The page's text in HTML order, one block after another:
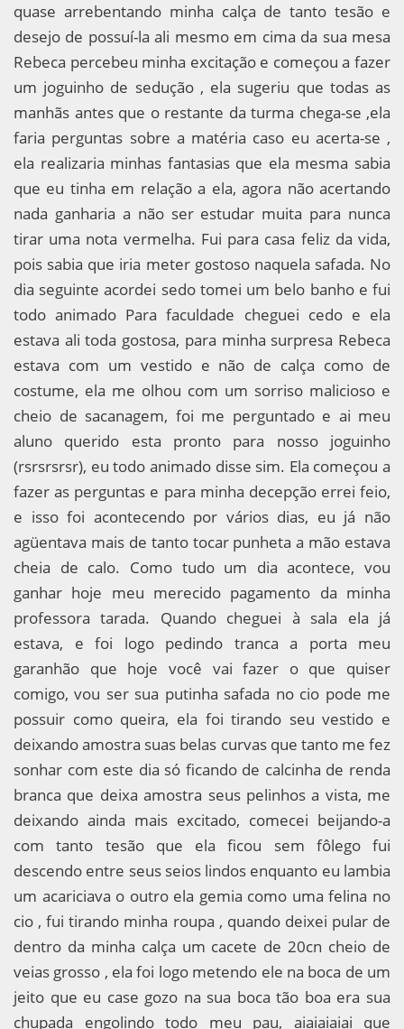
quase arrebentando minha calça de tanto tesão e
desejo de possuí-la ali mesmo em cima da sua mesa
Rebeca percebeu minha excitação e começou a fazer
um joguinho de sedução , ela sugeriu que todas as
manhãs antes que o restante da turma chega-se ,ela
faria perguntas sobre a matéria caso eu acerta-se ,
ela realizaria minhas fantasias que ela mesma sabia
que eu tinha em relação a ela, agora não acertando
nada ganharia a não ser estudar muita para nunca
tirar uma nota vermelha. Fui para casa feliz da vida,
pois sabia que iria meter gostoso naquela safada. No
dia seguinte acordei sedo tomei um belo banho e fui
todo animado Para faculdade cheguei cedo e ela
estava ali toda gostosa, para minha surpresa Rebeca
estava com um vestido e não de calça como de
costume, ela me olhou com um sorriso malicioso e
cheio de sacanagem, foi me perguntado e ai meu
aluno querido esta pronto para nosso joguinho
(rsrsrsrsr), eu todo animado disse sim. Ela começou a
fazer as perguntas e para minha decepção errei feio,
e isso foi acontecendo por vários dias, eu já não
agüentava mais de tanto tocar punheta a mão estava
cheia de calo. Como tudo um dia acontece, vou
ganhar hoje meu merecido pagamento da minha
professora tarada. Quando cheguei à sala ela já
estava, e foi logo pedindo tranca a porta meu
garanhão que hoje você vai fazer o que quiser
comigo, vou ser sua putinha safada no cio pode me
possuir como queira, ela foi tirando seu vestido e
deixando amostra suas belas curvas que tanto me fez
sonhar com este dia só ficando de calcinha de renda
branca que deixa amostra seus pelinhos a vista, me
deixando ainda mais excitado, comecei beijando-a
com tanto tesão que ela ficou sem fôlego fui
descendo entre seus seios lindos enquanto eu lambia
um acariciava o outro ela gemia como uma felina no
cio , fui tirando minha roupa , quando deixei pular de
dentro da minha calça um cacete de 20cn cheio de
veias grosso , ela foi logo metendo ele na boca de um
jeito que eu case gozo na sua boca tão boa era sua
chupada engolindo todo meu pau, aiaiaiaiai que